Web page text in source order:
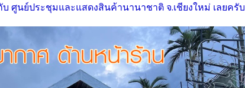
ศูนย์ประชุมและแสดงสินค้านานาชาติ จ.เชียงใหม่ เลยครับ